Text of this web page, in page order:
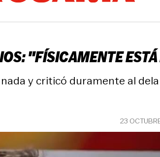
"FÍSICAMENTE
y criticó duramente al
23